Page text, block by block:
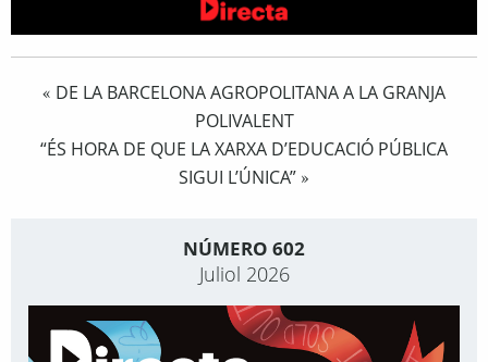
« DE LA BARCELONA AGROPOLITANA A LA GRANJA
POLIVALENT
“ÉS HORA DE QUE LA XARXA D’EDUCACIÓ PÚBLICA
SIGUI L’ÚNICA” »
NÚMERO 602
Juliol 2026